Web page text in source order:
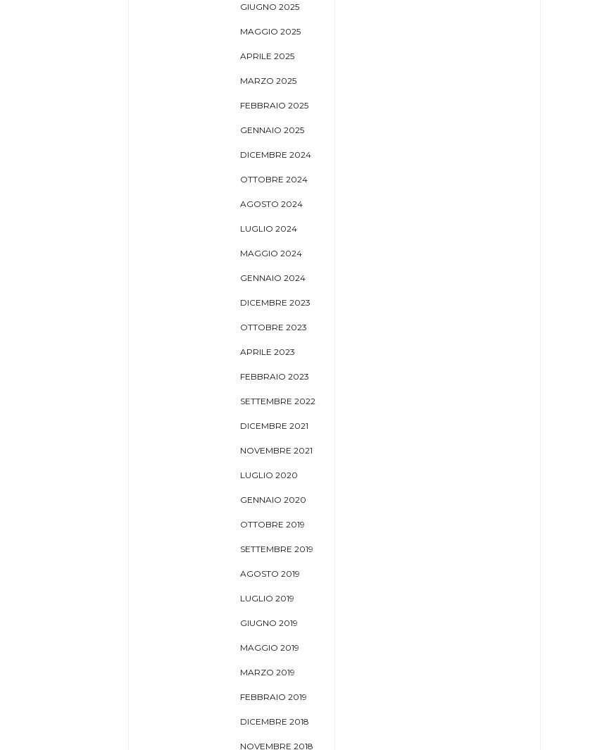
GIUGNO 2025
MAGGIO 2025
APRILE 2025
MARZO 2025
FEBBRAIO 2025
GENNAIO 2025
DICEMBRE 2024
OTTOBRE 2024
AGOSTO 2024
LUGLIO 2024
MAGGIO 2024
GENNAIO 2024
DICEMBRE 2023
OTTOBRE 2023
APRILE 2023
FEBBRAIO 2023
SETTEMBRE 2022
DICEMBRE 2021
NOVEMBRE 2021
LUGLIO 2020
GENNAIO 2020
OTTOBRE 2019
SETTEMBRE 2019
AGOSTO 2019
LUGLIO 2019
GIUGNO 2019
MAGGIO 2019
MARZO 2019
FEBBRAIO 2019
DICEMBRE 2018
NOVEMBRE 2018